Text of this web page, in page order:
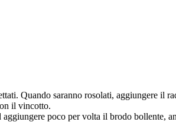
Quando saranno rosolati, aggiungere il
il vincotto.
poco per volta il brodo bollente,